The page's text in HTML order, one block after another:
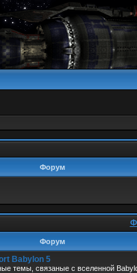
Форум
Форум
Babylon 5
темы, связаные с вселенной